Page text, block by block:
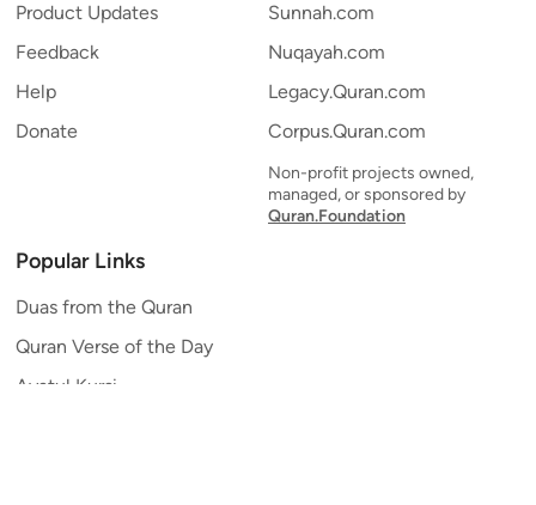
Product Updates
Feedback
Help
Donate
Sunnah.com
Nuqayah.com
Legacy.Quran.com
Corpus.Quran.com
Non-profit projects owned,
managed, or sponsored by
Quran.Foundation
Popular Links
Duas from the Quran
Quran Verse of the Day
Ayatul Kursi